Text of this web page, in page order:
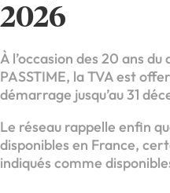
2026
À l’occasion des 20 ans
PASSTIME, la TVA est
démarrage jusqu’au 31
Le réseau rappelle enfin
disponibles en France,
indiqués comme